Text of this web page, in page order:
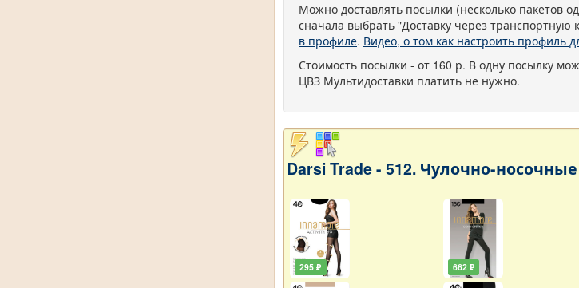
Можно доставлять посылки (несколько пакетов
сначала выбрать "Доставку через
в профиле. Видео, о том как настроить профиль
Стоимость посылки - от 160 р. В одну посылку
ЦВЗ Мультидоставки платить не нужно.
Darsi Trade - 512. Чулочно-
295 ₽ 662 ₽